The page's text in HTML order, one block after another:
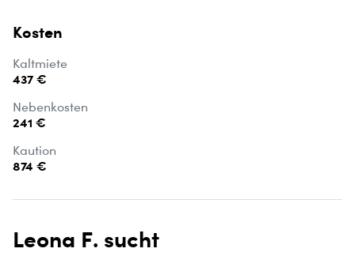
Kosten
Kaltmiete
437 €
Nebenkosten
241 €
Kaution
874 €
Leona F. sucht